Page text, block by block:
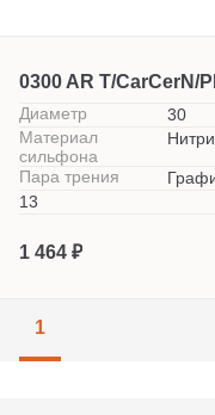
0300 AR T/CarCerN/
Диаметр
30
Материал
сильфона
Пара трения
13
1 464 ₽
1